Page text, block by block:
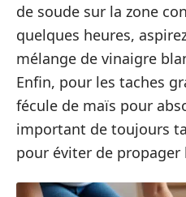
de soude sur la zone
quelques heures,
mélange de vinaigre
Enfin, pour les taches
fécule de maïs pour
important de toujours
pour éviter de propager